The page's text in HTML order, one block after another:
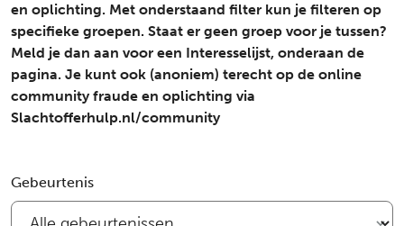
en oplichting. Met onderstaand filter kun je filteren op
specifieke groepen. Staat er geen groep voor je tussen?
Meld je dan aan voor een Interesselijst, onderaan de
pagina. Je kunt ook (anoniem) terecht op de online
community fraude en oplichting via
Slachtofferhulp.nl/community
Filter bijeenkomsten
Gebeurtenis